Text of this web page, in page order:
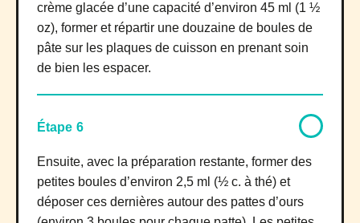
crème glacée d’une capacité d’environ 45 ml (1 ½
oz), former et répartir une douzaine de boules de
pâte sur les plaques de cuisson en prenant soin
de bien les espacer.
Étape 6
Ensuite, avec la préparation restante, former des
petites boules d’environ 2,5 ml (½ c. à thé) et
déposer ces dernières autour des pattes d’ours